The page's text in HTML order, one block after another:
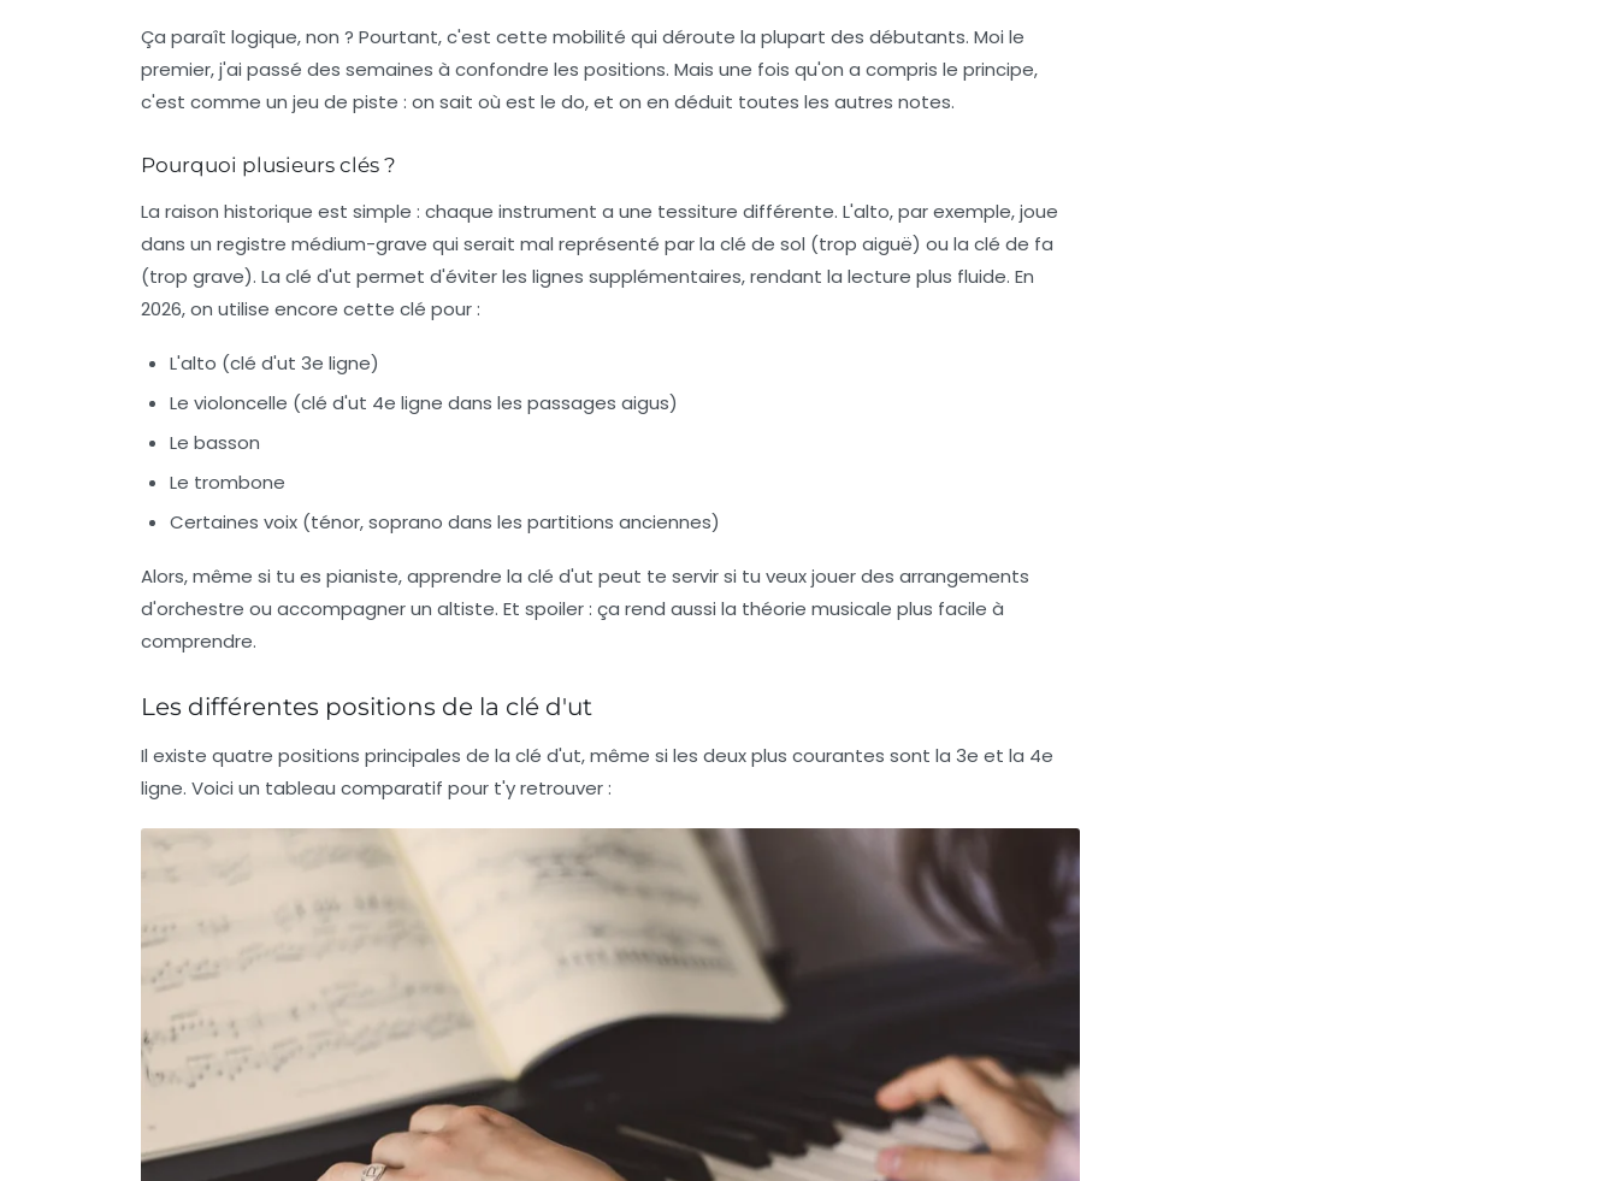
Ça paraît logique, non ? Pourtant, c'est cette mobilité qui déroute la plupart des débutants. Moi le
premier, j'ai passé des semaines à confondre les positions. Mais une fois qu'on a compris le principe,
c'est comme un jeu de piste : on sait où est le do, et on en déduit toutes les autres notes.
Pourquoi plusieurs clés ?
La raison historique est simple : chaque instrument a une tessiture différente. L'alto, par exemple, joue
dans un registre médium-grave qui serait mal représenté par la clé de sol (trop aiguë) ou la clé de fa
(trop grave). La clé d'ut permet d'éviter les lignes supplémentaires, rendant la lecture plus fluide. En
2026, on utilise encore cette clé pour :
L'alto (clé d'ut 3e ligne)
Le violoncelle (clé d'ut 4e ligne dans les passages aigus)
Le basson
Le trombone
Certaines voix (ténor, soprano dans les partitions anciennes)
Alors, même si tu es pianiste, apprendre la clé d'ut peut te servir si tu veux jouer des arrangements
d'orchestre ou accompagner un altiste. Et spoiler : ça rend aussi la théorie musicale plus facile à
comprendre.
Les différentes positions de la clé d'ut
Il existe quatre positions principales de la clé d'ut, même si les deux plus courantes sont la 3e et la 4e
ligne. Voici un tableau comparatif pour t'y retrouver :